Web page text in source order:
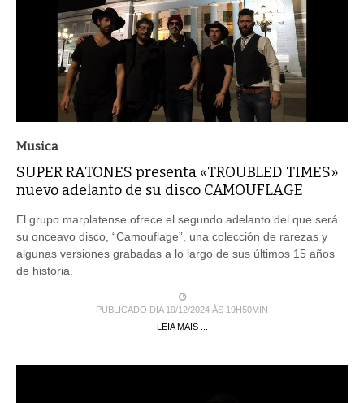
Musica
SUPER RATONES presenta «TROUBLED TIMES»
nuevo adelanto de su disco CAMOUFLAGE
El grupo marplatense ofrece el segundo adelanto del que será
su onceavo disco, “Camouflage”, una colección de rarezas y
algunas versiones grabadas a lo largo de sus últimos 15 años
de historia.
PUBLICADO DIA 19/12/2024 ÀS 19H50MIN
LEIA MAIS ...